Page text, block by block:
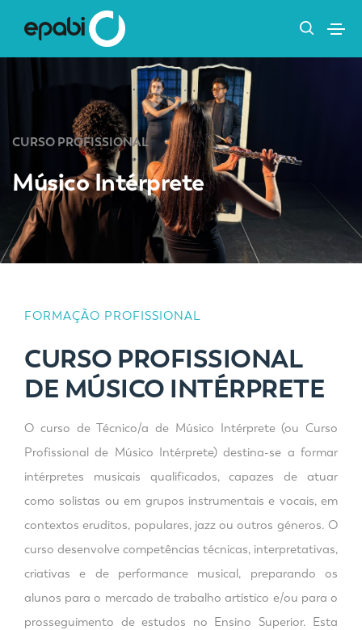
CURSO PROFISSIONAL
Músico Intérprete
FORMAÇÃO PROFISSIONAL
CURSO PROFISSIONAL
DE MÚSICO INTÉRPRETE
O curso de Técnico/a de Músico Intérprete (ou Curso
Profissional de Músico Intérprete) destina-se a formar
intérpretes musicais qualificados, capazes de atuar
como solistas ou em grupos instrumentais e vocais, em
contextos eruditos, populares, jazz ou outros géneros. O
curso desenvolve competências técnicas, interpretativas,
criativas e de performance musical, preparando os
alunos para o mercado de trabalho artístico e/ou para o
prosseguimento de estudos no Ensino Superior. Esta